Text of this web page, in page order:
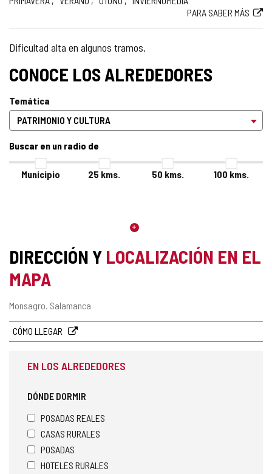
cuadernosturistas
ruta
ruta
externa
PARA SABER MÁS
Dificultad alta en algunos tramos.
CONOCE LOS ALREDEDORES
Temática
Buscar en un radio de
Municipio 25 kms. 50 kms. 100 kms.
DIRECCIÓN Y LOCALIZACIÓN EN EL
MAPA
Dirección
Monsagro. Salamanca
CÓMO LLEGAR
EN LOS ALREDEDORES
DÓNDE DORMIR
POSADAS REALES
CASAS RURALES
POSADAS
HOTELES RURALES